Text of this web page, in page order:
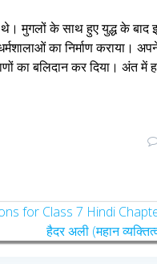
मुगलों के साथ हुए युद्ध के बाद
का निर्माण कराया।
का बलिदान कर दिया। अंत में
for Class 7 Hindi
हैदर अली (महान